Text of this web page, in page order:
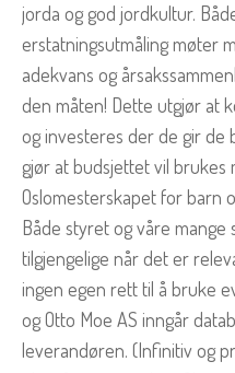
jorda og god jordkultur.
erstatningsutmåling møter
adekvans og
den måten! Dette utgjør at
og investeres der de gir de
gjør at budsjettet vil brukes
Oslomesterskapet for barn
Både styret og våre mange
tilgjengelige når det er
ingen egen rett til å bruke
og Otto Moe AS inngår
leverandøren. (Infinitiv og